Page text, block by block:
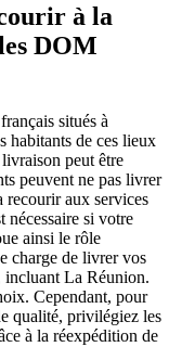
à la
DOM
situés à
habitants de ces lieux
peut être
peuvent ne pas livrer
aux services
nécessaire si votre
ainsi le rôle
charge de livrer vos
incluant La Réunion.
Cependant, pour
qualité, privilégiez les
à la réexpédition de